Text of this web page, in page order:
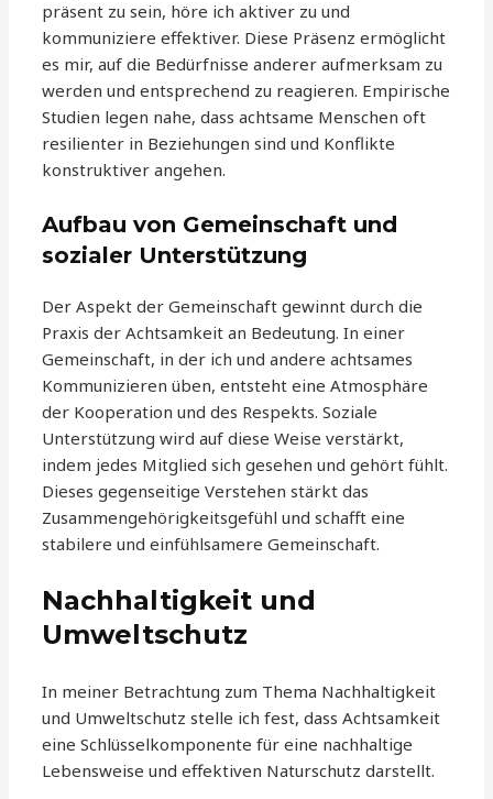
präsent zu sein, höre ich aktiver zu und
kommuniziere effektiver. Diese Präsenz ermöglicht
es mir, auf die Bedürfnisse anderer aufmerksam zu
werden und entsprechend zu reagieren. Empirische
Studien legen nahe, dass achtsame Menschen oft
resilienter in Beziehungen sind und Konflikte
konstruktiver angehen.
Aufbau von Gemeinschaft und
sozialer Unterstützung
Der Aspekt der Gemeinschaft gewinnt durch die
Praxis der Achtsamkeit an Bedeutung. In einer
Gemeinschaft, in der ich und andere achtsames
Kommunizieren üben, entsteht eine Atmosphäre
der Kooperation und des Respekts. Soziale
Unterstützung wird auf diese Weise verstärkt,
indem jedes Mitglied sich gesehen und gehört fühlt.
Dieses gegenseitige Verstehen stärkt das
Zusammengehörigkeitsgefühl und schafft eine
stabilere und einfühlsamere Gemeinschaft.
Nachhaltigkeit und
Umweltschutz
In meiner Betrachtung zum Thema Nachhaltigkeit
und Umweltschutz stelle ich fest, dass Achtsamkeit
eine Schlüsselkomponente für eine nachhaltige
Lebensweise und effektiven Naturschutz darstellt.